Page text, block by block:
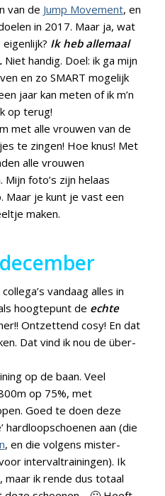
van de Jump Movement, en
in 2017. Maar ja, wat
Ik heb allemaal
Niet handig. Doel: ik ga mijn
en zo SMART mogelijk
jaar kan meten of ik m’n
op terug!
met alle vrouwen van de
te zingen! Hoe knus! Met
alle vrouwen
foto’s zijn helaas
Maar je kunt je vast een
maken.
vandaag alles in
hoogtepunt de echte
Ontzettend cosy! En dat
Dat vind ik nou de über-
op de baan. Veel
op 75%, met
Goed te doen deze
hardloopschoenen aan (die
, en die volgens mister-
intervaltrainingen). Ik
ik rende dus totaal